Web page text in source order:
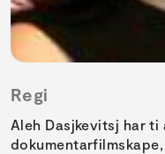
Regi
Aleh Dasjkevitsj har ti
dokumentarfilmskape,